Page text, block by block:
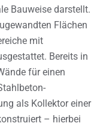
Bauweise darstellt.
Flächen
mit
Bereits in
für einen
als Kollektor einer
– hierbei